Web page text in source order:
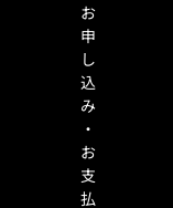
お
申
し
込
み
・
お
支
払